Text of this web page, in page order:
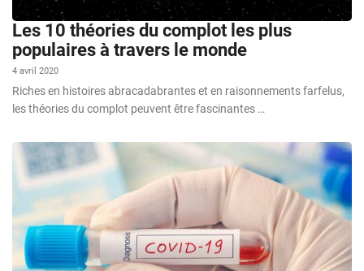
Les 10 théories du complot les plus
populaires à travers le monde
4 avril 2020
Riches en histoires abracadabrantes et en raisonnements farfelus,
les théories du complot peuvent être fascinantes …